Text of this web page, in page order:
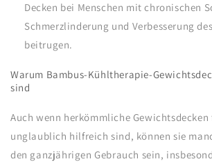
Decken bei Menschen mit chronischen
Schmerzlinderung und Verbesserung
beitrugen.
Warum Bambus-Kühltherapie-
sind
Auch wenn herkömmliche
unglaublich hilfreich sind, können sie
den ganzjährigen Gebrauch sein,